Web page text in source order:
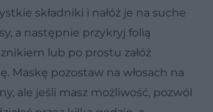
składniki i nałóż je na suche
a następnie przykryj folią
lub po prostu załóż
Maskę pozostaw na włosach na
ale jeśli masz możliwość, pozwól